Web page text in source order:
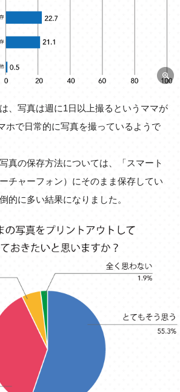
、写真は週に1日以上撮るというママが
ホで日常的に写真を撮っているようで
真の保存方法については、「スマート
チャーフォン）にそのまま保存してい
的に多い結果になりました。